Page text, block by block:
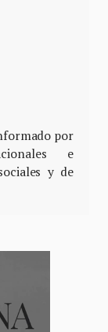
por
e
y de